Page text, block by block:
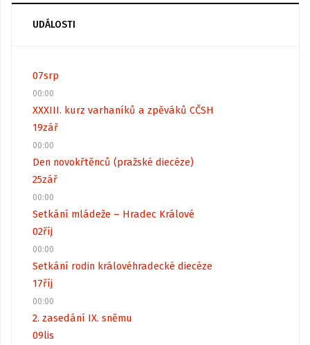
UDÁLOSTI
07srp
00:00
XXXIII. kurz varhaníků a zpěváků CČSH
19zář
00:00
Den novokřtěnců (pražské diecéze)
25zář
00:00
Setkání mládeže – Hradec Králové
02říj
00:00
Setkání rodin královéhradecké diecéze
17říj
00:00
2. zasedání IX. sněmu
09lis